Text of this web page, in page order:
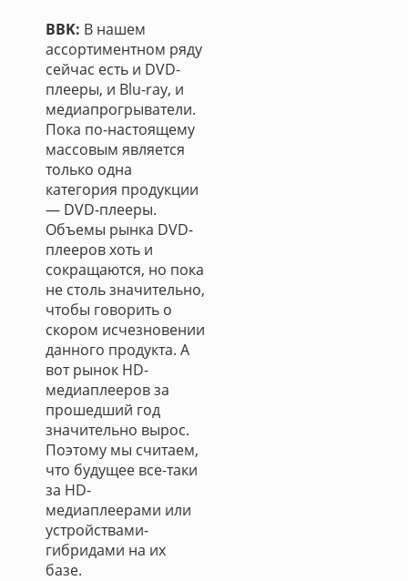
BBK: В нашем
ассортиментном ряду
сейчас есть и DVD-
плееры, и Blu-ray, и
медиапрогрыватели.
Пока по-настоящему
массовым является
только одна
категория продукции
— DVD-плееры.
Объемы рынка DVD-
плееров хоть и
сокращаются, но пока
не столь значительно,
чтобы говорить о
скором исчезновении
данного продукта. А
вот рынок HD-
медиаплееров за
прошедший год
значительно вырос.
Поэтому мы считаем,
что будущее все-таки
за HD-
медиаплеерами или
устройствами-
гибридами на их
базе.